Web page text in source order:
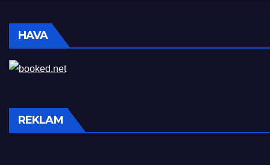
HAVA
REKLAM